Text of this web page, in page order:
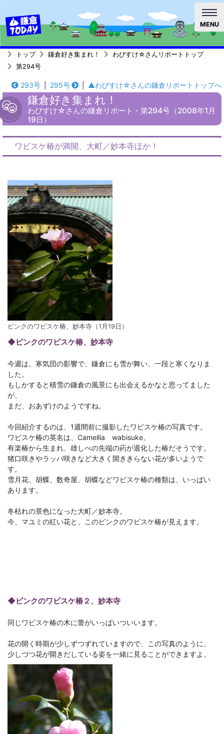
MENU
トップ 鎌倉好き集まれ！
わびすけ☆さんリポートトップ
第294号
293号 295号 ▲わびすけ☆さんの鎌倉リポートトップへ
鎌倉好き集まれ！
わびすけ☆さんの鎌倉リポート・第294号（2008年1月
19日）
ワビスケ椿が満開、大町／妙本寺ほか！
ピンクのワビスケ椿、妙本寺（1月19日）
◆ピンクのワビスケ椿、妙本寺
今週は、寒気団の影響で、鎌倉にも雪が舞い、一段と寒くなりま
した。
もしかすると積雪の鎌倉の風景にも出会えるかなと思ってました
が、
まだ、おあずけのようですね。
今回紹介するのは、1週間前に撮影したワビスケ椿の写真です。
ワビスケ椿の英名は、Camellia wabisuke。
有楽椿から生まれ、雄しべの先端の葯が退化した椿だそうです。
猪口咲きやラッパ咲きなど大きく開ききらない花が多いようで
す。
雪月花、胡蝶、数奇屋、胡蝶などワビスケ椿の種類は、いっぱい
あります。
冬枯れの景色になった大町／妙本寺。
今、マユミの紅い花と、このピンクのワビスケ椿が見えます。
◆ピンクのワビスケ椿２、妙本寺
同じワビスケ椿の木に蕾がいっぱいついいます。
花の開く時期が少しずつずれていますので、この写真のように、
少しづつ花が開きだしている姿を一緒に見ることができますよ。